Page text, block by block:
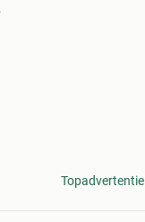
Topadvertentie